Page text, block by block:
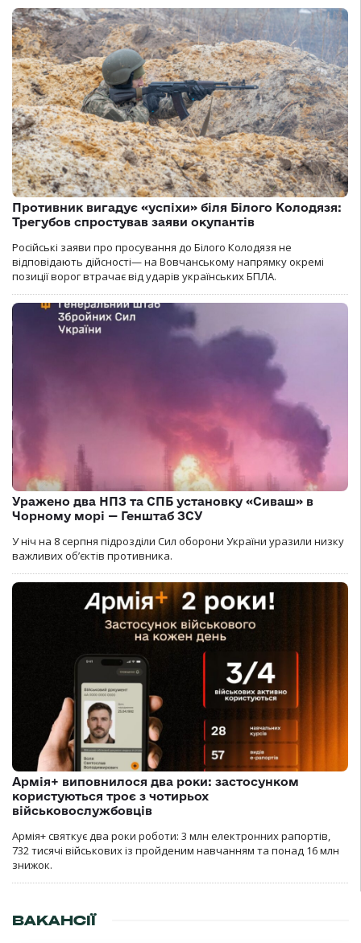
Противник вигадує «успіхи» біля Білого Колодязя:
Трегубов спростував заяви окупантів
Російські заяви про просування до Білого Колодязя не
відповідають дійсності— на Вовчанському напрямку окремі
позиції ворог втрачає від ударів українських БПЛА.
Уражено два НПЗ та СПБ установку «Сиваш» в
Чорному морі — Генштаб ЗСУ
У ніч на 8 серпня підрозділи Сил оборони України уразили низку
важливих об’єктів противника.
Армія+ виповнилося два роки: застосунком
користуються троє з чотирьох
військовослужбовців
Армія+ святкує два роки роботи: 3 млн електронних рапортів,
732 тисячі військових із пройденим навчанням та понад 16 млн
знижок.
ВАКАНСІЇ